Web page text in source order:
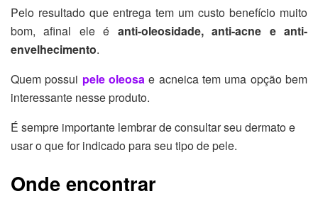
Pelo resultado que entrega tem um custo benefício muito
bom, afinal ele é anti-oleosidade, anti-acne e anti-
envelhecimento.
Quem possui pele oleosa e acneica tem uma opção bem
interessante nesse produto.
É sempre importante lembrar de consultar seu dermato e
usar o que for indicado para seu tipo de pele.
Onde encontrar